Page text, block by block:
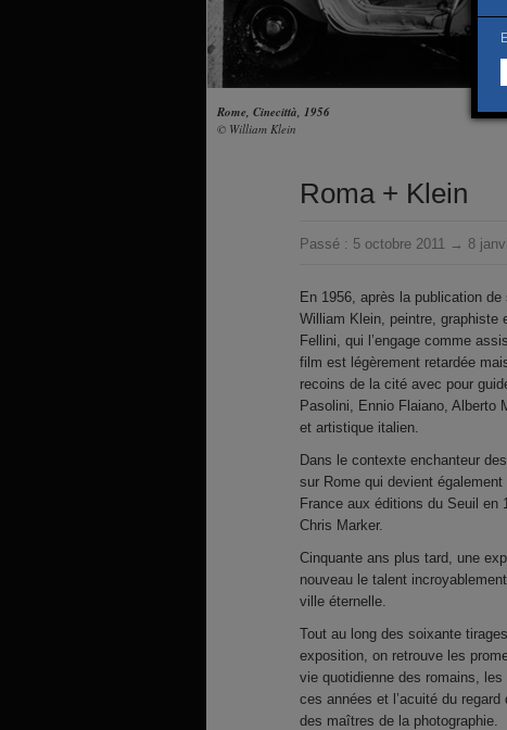
Rome, Cinecittà, 1956
© William Klein
Roma + Klein
Passé : 5 octobre 2011 → 8
En 1956, après la publication
William Klein, peintre, graphiste
Fellini, qui l’engage comme
film est légèrement retardée
recoins de la cité avec pour
Pasolini, Ennio Flaiano, Alberto
et artistique italien.
Dans le contexte enchanteur
sur Rome qui devient
France aux éditions du Seuil en
Chris Marker.
Cinquante ans plus tard, une
nouveau le talent
ville éternelle.
Tout au long des soixante
exposition, on retrouve les
vie quotidienne des romains,
ces années et l’acuité du
des maîtres de la photographie.